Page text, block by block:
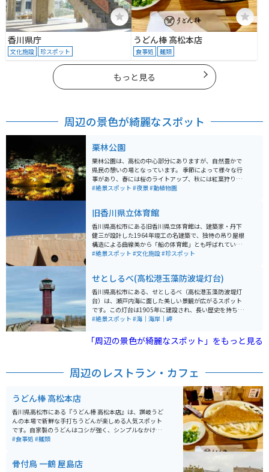
香川県庁
文化施設 珍スポット
うどん棒 高松本店
食事処 麺類
もっと見る
周辺の景色が綺麗なスポット
栗林公園
栗林公園は、高松の中心部分にありますが、自然豊かで
県民の憩いの場となっています。 季節によって様々な行
事があり、春には桜のライトアップ、秋には紅葉狩りな
どができ、季節の移り変わりを楽しむことができます。
#絶景スポット #夜景#動植物園
旧香川県立体育館
香川県高松市にある旧香川県立体育館は、建築家・丹下
健三が設計した1964年竣工の名建築で、独特の吊り屋根
構造による曲線美から「船の体育館」とも呼ばれていま
す。戦後日本のモダニズム建築を代表する作品のひとつ
ますが、外観は見ることができ、建築ファンや写真好き
に人気のスポットです。 周辺は港に近く開放的な雰囲気
があり、散策しながら立ち寄るのにも最適。バイクでの
アクセスもしやすく、海沿いの道と組み合わせたツーリ
ングコースにもおすすめです。瀬戸内らしい穏やかな景
#絶景スポット #文化施設#珍スポット
せとしるべ(高松港玉藻防波堤灯台)
香川県高松市にある、せとしるべ（高松港玉藻防波堤灯
台）は、瀬戸内海に面した美しい景観が広がるスポット
です。この灯台は1905年に建設され、長い歴史を持ち、
今では観光名所としても人気があります。周囲には公園
焼け時の美しい景色は見逃せません。 バイクで訪れる方
のためには、近くに駐車場があり、バイク専用スペース
らに周囲の魅力的なスポットへと繰り出すことも可能で
#絶景スポット #海｜海岸｜岬
「周辺の景色が綺麗なスポット」をもっと見る
周辺のレストラン・カフェ
うどん棒 高松本店
香川県高松市にある『うどん棒 高松本店』は、讃岐うど
んの本場で新鮮な手打ちうどんが楽しめる人気スポット
です。自家製のうどんはコシが強く、シンプルなかけう
どんから具材たっぷりの天ぷらうどんまで豊富なメニュ
#食事処 #麺類
骨付鳥 一鶴 屋島店